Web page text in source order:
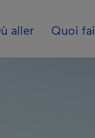
- Fr
aller Quoi